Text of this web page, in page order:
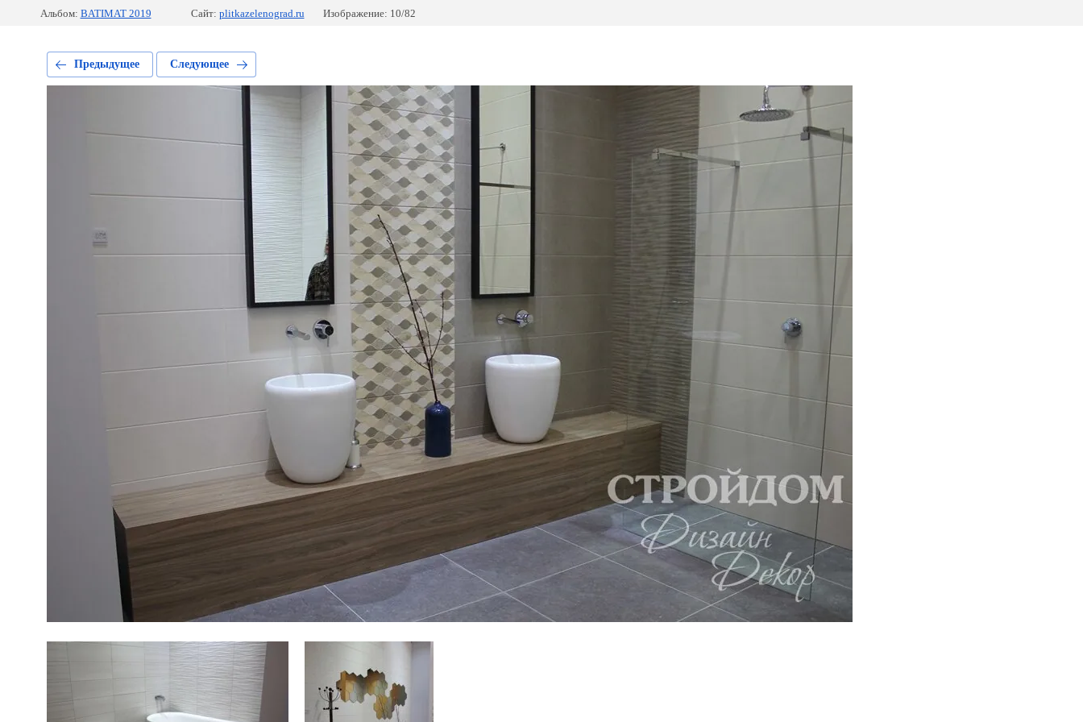
Альбом: BATIMAT 2019 Сайт: plitkazelenograd.ru Изображение: 10/82
Предыдущее Следующее